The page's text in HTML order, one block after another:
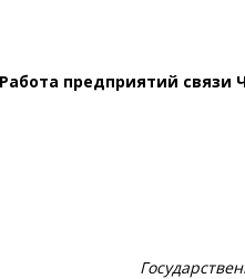
Работа предприятий связи